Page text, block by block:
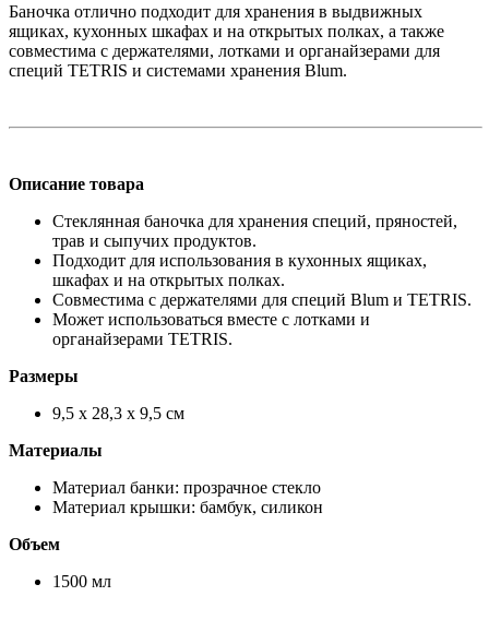
Баночка отлично подходит для хранения в выдвижных
ящиках, кухонных шкафах и на открытых полках, а также
совместима с держателями, лотками и органайзерами для
специй TETRIS и системами хранения Blum.
Описание товара
Стеклянная баночка для хранения специй, пряностей,
трав и сыпучих продуктов.
Подходит для использования в кухонных ящиках,
шкафах и на открытых полках.
Совместима с держателями для специй Blum и TETRIS.
Может использоваться вместе с лотками и
органайзерами TETRIS.
Размеры
9,5 х 28,3 х 9,5 см
Материалы
Материал банки: прозрачное стекло
Материал крышки: бамбук, силикон
Объем
1500 мл